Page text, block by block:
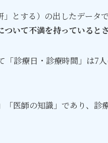
とする）の出したデータで
いて不満を持っているとさ
診療日・診療時間」は7
医師の知識」であり、診